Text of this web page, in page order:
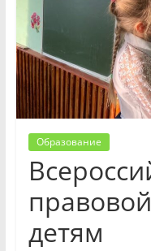
Образование
детям